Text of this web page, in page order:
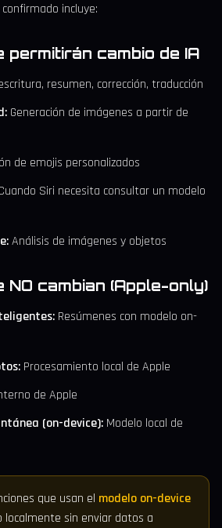
incluye:
permitirán cambio de IA
resumen, corrección, traducción
Generación de imágenes a partir de
de emojis personalizados
Siri necesita consultar un modelo
Análisis de imágenes y objetos
NO cambian (Apple-only)
Resúmenes con modelo on-
Procesamiento local de Apple
de Apple
(on-device): Modelo local de
que usan el modelo on-device
localmente sin enviar datos a